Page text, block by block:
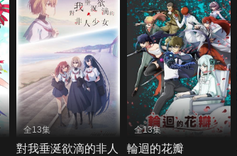
全13集
對我垂涎欲滴的非人
全13集
輪迴的花瓣